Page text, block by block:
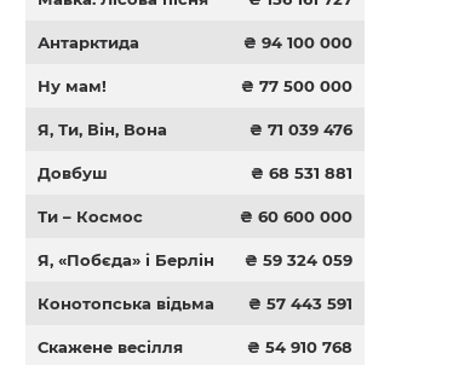
Антарктида ₴ 94 100 000
Ну мам! ₴ 77 500 000
Я, Ти, Він, Вона ₴ 71 039 476
Довбуш ₴ 68 531 881
Ти – Космос ₴ 60 600 000
Я, «Побєда» і Берлін ₴ 59 324 059
Конотопська відьма ₴ 57 443 591
Скажене весілля ₴ 54 910 768